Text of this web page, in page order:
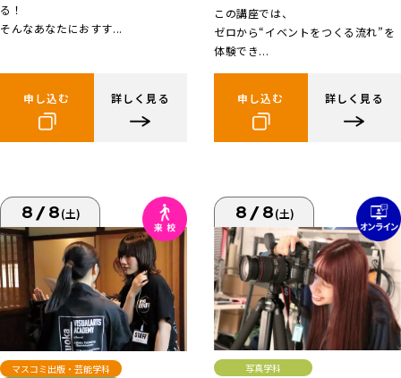
る！
そんなあなたにおすす...
申し込む 詳しく見る
この講座では、
ゼロから“イベントをつくる流れ”を
体験でき...
申し込む 詳しく見る
8/8(土)
マスコミ出版・芸能学科
8/8(土)
写真学科